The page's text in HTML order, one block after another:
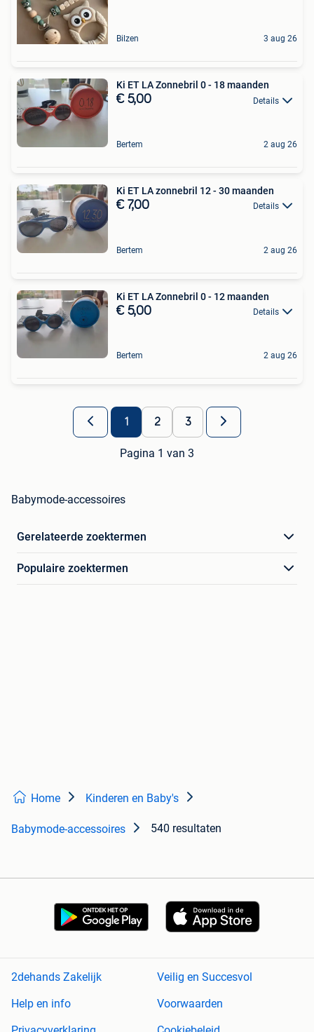
Bilzen 3 aug 26
Ki ET LA Zonnebril 0 - 18 maanden
€ 5,00 Details
Bertem 2 aug 26
Ki ET LA zonnebril 12 - 30 maanden
€ 7,00 Details
Bertem 2 aug 26
Ki ET LA Zonnebril 0 - 12 maanden
€ 5,00 Details
Bertem 2 aug 26
1 2 3
Pagina 1 van 3
Babymode-accessoires
Gerelateerde zoektermen
Populaire zoektermen
Home Kinderen en Baby's
Babymode-accessoires 540 resultaten
2dehands Zakelijk
Veilig en Succesvol
Help en info
Voorwaarden